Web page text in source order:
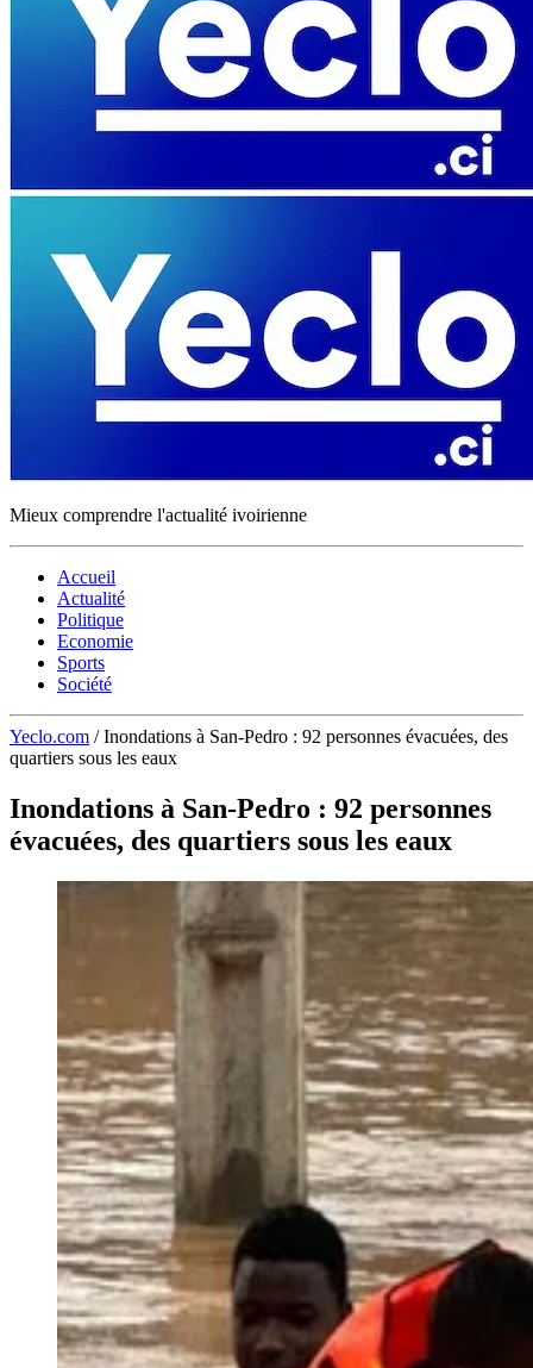
Mieux comprendre l'actualité ivoirienne
Accueil
Actualité
Politique
Economie
Sports
Société
Yeclo.com / Inondations à San-Pedro : 92 personnes évacuées, des
quartiers sous les eaux
Inondations à San-Pedro : 92 personnes
évacuées, des quartiers sous les eaux